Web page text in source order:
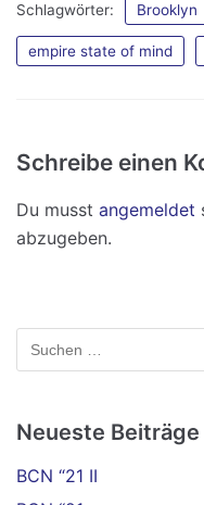
Schlagwörter: Brooklyn
empire state of mind
Schreibe einen
Du musst angemeldet
abzugeben.
Neueste Beiträge
BCN “21 II